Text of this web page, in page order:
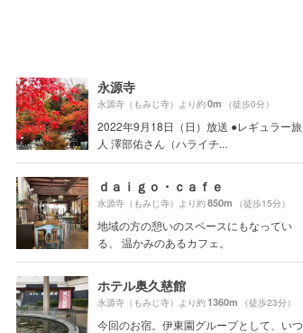
永源寺
永源寺（もみじ寺）より約0m （徒歩0分）
2022年9月18日（日）放送 ●レギュラー旅
人 澤部佑さん（ハライチ...
ｄａｉｇｏ・ｃａｆｅ
永源寺（もみじ寺）より約850m （徒歩15分）
地域の方の憩いのスペースにもなってい
る、 温かみのあるカフェ。
ホテル奥久慈館
永源寺（もみじ寺）より約1360m （徒歩23分）
今回のお宿。伊東園グループとして、いつ